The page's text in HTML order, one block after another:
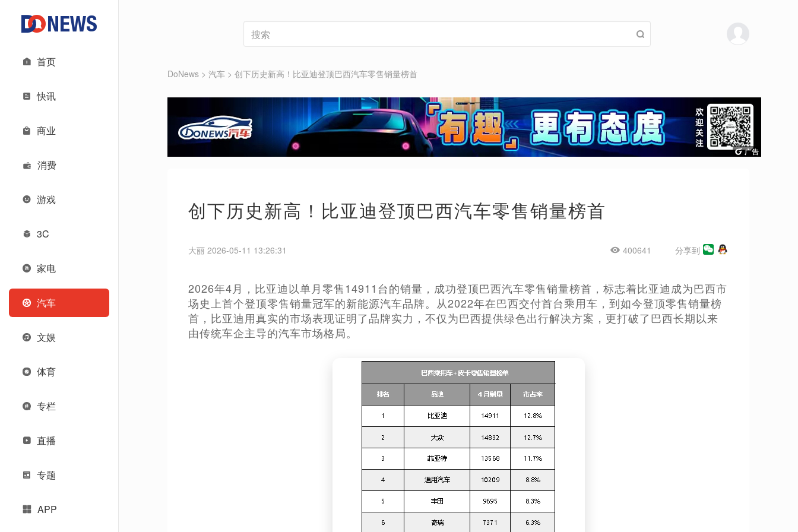
首页
快讯
商业
消费
游戏
3C
家电
汽车
文娱
体育
专栏
直播
专题
APP
DoNews > 汽车 > 创下历史新高！比亚迪登顶巴西汽车零售销量榜首
创下历史新高！比亚迪登顶巴西汽车零售销量榜首
大丽 2026-05-11 13:26:31 400641 分享到
2026年4月，比亚迪以单月零售14911台的销量，成功登顶巴西汽车零售销量榜首，标志着比亚迪成为巴西市
场史上首个登顶零售销量冠军的新能源汽车品牌。从2022年在巴西交付首台乘用车，到如今登顶零售销量榜
首，比亚迪用真实的市场表现证明了品牌实力，不仅为巴西提供绿色出行解决方案，更打破了巴西长期以来
由传统车企主导的汽车市场格局。